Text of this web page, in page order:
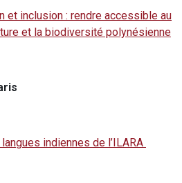
et inclusion : rendre accessible au
et la biodiversité polynésienne
indiennes de l’ILARA